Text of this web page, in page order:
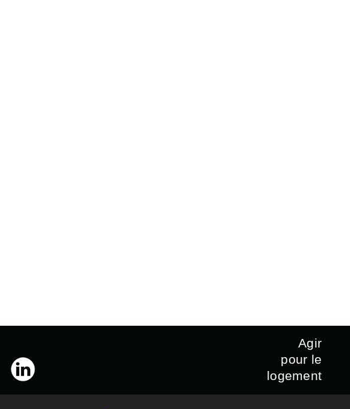
Agir
pour le
logement